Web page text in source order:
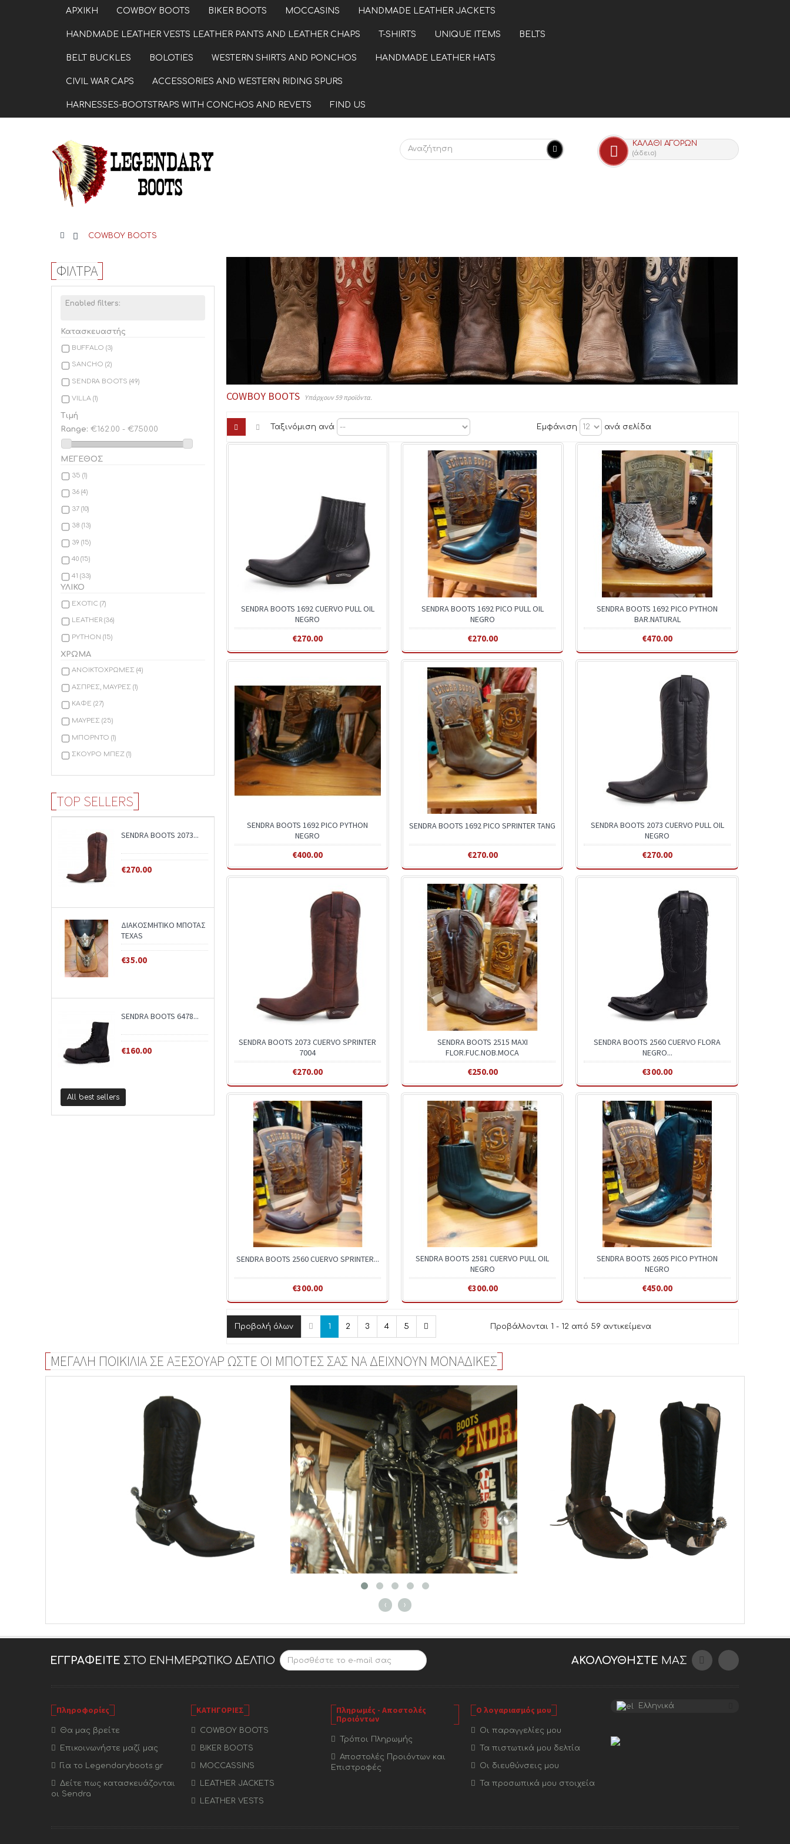
ΑΡΧΙΚΗ COWBOY BOOTS BIKER BOOTS MOCCASINS HANDMADE LEATHER JACKETS
HANDMADE LEATHER VESTS LEATHER PANTS AND LEATHER CHAPS T-SHIRTS UNIQUE ITEMS BELTS
BELT BUCKLES BOLOTIES WESTERN SHIRTS AND PONCHOS HANDMADE LEATHER HATS
CIVIL WAR CAPS ACCESSORIES AND WESTERN RIDING SPURS
HARNESSES-BOOTSTRAPS WITH CONCHOS AND REVETS FIND US
ΚΑΛΆΘΙ ΑΓΟΡΏΝ
(άδειο)
> COWBOY BOOTS
ΦΊΛΤΡΑ
Enabled filters:
Κατασκευαστής
BUFFALO (3)
SANCHO (2)
SENDRA BOOTS (49)
VILLA (1)
Τιμή
Range: €162.00 - €750.00
ΜΕΓΕΘΟΣ
35 (1)
36 (4)
37 (10)
38 (13)
39 (15)
40 (15)
41 (33)
ΥΛΙΚΟ
EXOTIC (7)
LEATHER (36)
PYTHON (15)
ΧΡΩΜΑ
ΑΝΟΙΚΤΟΧΡΩΜΕΣ (4)
ΑΣΠΡΕΣ, ΜΑΥΡΕΣ (1)
ΚΑΦΕ (27)
ΜΑΥΡΕΣ (25)
ΜΠΟΡΝΤΟ (1)
ΣΚΟΥΡΟ ΜΠΕΖ (1)
TOP SELLERS
SENDRA BOOTS 2073...
€270.00
ΔΙΑΚΟΣΜΗΤΙΚΟ ΜΠΟΤΑΣ
TEXAS
€35.00
SENDRA BOOTS 6478...
€160.00
All best sellers
COWBOY BOOTS Υπάρχουν 59 προϊόντα.
Ταξινόμιση ανά Εμφάνιση ανά σελίδα
SENDRA BOOTS 1692 CUERVO PULL OIL
NEGRO
€270.00
SENDRA BOOTS 1692 PICO PULL OIL
NEGRO
€270.00
SENDRA BOOTS 1692 PICO PYTHON
BAR.NATURAL
€470.00
SENDRA BOOTS 1692 PICO PYTHON
NEGRO
€400.00
SENDRA BOOTS 1692 PICO SPRINTER TANG
€270.00
SENDRA BOOTS 2073 CUERVO PULL OIL
NEGRO
€270.00
SENDRA BOOTS 2073 CUERVO SPRINTER
7004
€270.00
SENDRA BOOTS 2515 MAXI
FLOR.FUC.NOB.MOCA
€250.00
SENDRA BOOTS 2560 CUERVO FLORA
NEGRO...
€300.00
SENDRA BOOTS 2560 CUERVO SPRINTER...
€300.00
SENDRA BOOTS 2581 CUERVO PULL OIL
NEGRO
€300.00
SENDRA BOOTS 2605 PICO PYTHON
NEGRO
€450.00
Προβολή όλων 1 2 3 4 5 Προβάλλονται 1 - 12 από 59 αντικείμενα
ΜΕΓΑΛΗ ΠΟΙΚΙΛΙΑ ΣΕ ΑΞΕΣΟΥΑΡ ΩΣΤΕ ΟΙ ΜΠΟΤΕΣ ΣΑΣ ΝΑ ΔΕΙΧΝΟΥΝ ΜΟΝΑΔΙΚΕΣ
‹ ›
ΕΓΓΡΑΦΕΊΤΕ ΣΤΟ ΕΝΗΜΕΡΩΤΙΚΌ ΔΕΛΤΊΟ ΑΚΟΛΟΥΘΉΣΤΕ ΜΑΣ
Πληροφορίες
Θα μας βρείτε
Επικοινωνήστε μαζί μας
Για το Legendaryboots.gr
Δείτε πως κατασκευάζονται
οι Sendra
ΚΑΤΗΓΟΡΙΕΣ
COWBOY BOOTS
BIKER BOOTS
MOCCASSINS
LEATHER JACKETS
LEATHER VESTS
Πληρωμές - Αποστολές
Προιόντων
Τρόποι Πληρωμής
Αποστολές Προιόντων και
Επιστροφές
Ο λογαριασμός μου
Οι παραγγελίες μου
Τα πιστωτικά μου δελτία
Οι διευθύνσεις μου
Τα προσωπικά μου στοιχεία
Ελληνικά